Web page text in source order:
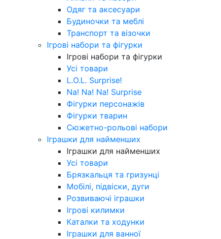
Одяг та аксесуари
Будиночки та меблі
Транспорт та візочки
Ігрові набори та фігурки
Ігрові набори та фігурки
Усі товари
L.O.L. Surprise!
Na! Na! Na! Surprise
Фігурки персонажів
Фігурки тварин
Сюжетно-рольові набори
Іграшки для найменших
Іграшки для найменших
Усі товари
Брязкальця та гризунці
Мобілі, підвіски, дуги
Розвиваючі іграшки
Ігрові килимки
Каталки та ходунки
Іграшки для ванної